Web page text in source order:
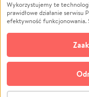
Pomoc Finansowa
Projekty
Pogrzeb
Społeczność lokalna
Kultura
©
Wykorzystujemy te
prawidłowe działanie
efektywność funkcjonowania.
technologii do celów
zgodę na ich stosowanie lub
możliwość zmiany swoich
do której link znajdziesz w
cookie wykorzystywane są w